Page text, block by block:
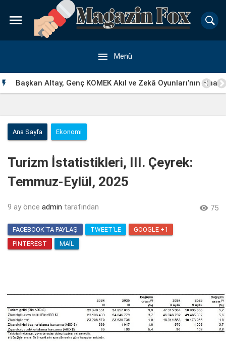

 Menü
 Başkan Altay, Genç KOMEK Akıl ve Zekâ Oyunları’nın Final
Ana Sayfa Ekonomi
Turizm İstatistikleri, III. Çeyrek:
Temmuz-Eylül, 2025
9 ay önce admin tarafından  75
FACEBOOK'TA PAYLAŞ TWEET'LE
GOOGLE +1
PINTEREST
MAIL